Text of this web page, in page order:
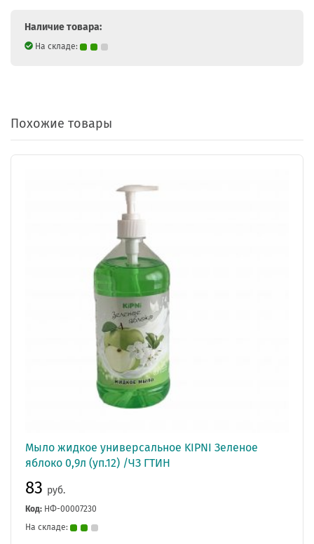
Наличие товара:
На складе:
Похожие товары
Мыло жидкое универсальное KIPNI Зеленое
яблоко 0,9л (уп.12) /ЧЗ ГТИН
83 руб.
Код: НФ-00007230
На складе: